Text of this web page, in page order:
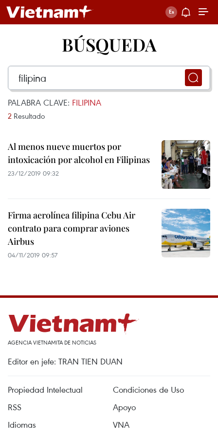
BÚSQUEDA
PALABRA CLAVE: FILIPINA
2 Resultado
Al menos nueve muertos por
intoxicación por alcohol en Filipinas
23/12/2019 09:32
Firma aerolínea filipina Cebu Air
contrato para comprar aviones
Airbus
04/11/2019 09:57
AGENCIA VIETNAMITA DE NOTICIAS
Editor en jefe: TRAN TIEN DUAN
Propiedad Intelectual
Condiciones de Uso
RSS
Apoyo
Idiomas
VNA